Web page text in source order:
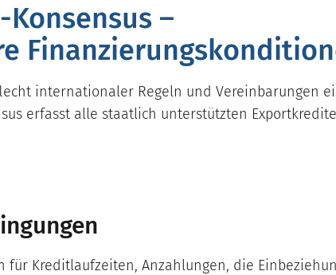
Konsensus –
internationaler Regeln und Vereinbarungen
erfasst alle staatlich unterstützten
für Kreditlaufzeiten, Anzahlungen, die